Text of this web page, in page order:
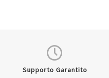
Supporto Garantito